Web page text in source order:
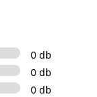
0 db
0 db
0 db